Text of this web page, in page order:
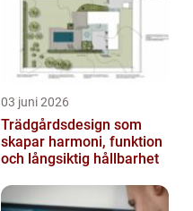
03 juni 2026
Trädgårdsdesign som
skapar harmoni, funktion
och långsiktig hållbarhet